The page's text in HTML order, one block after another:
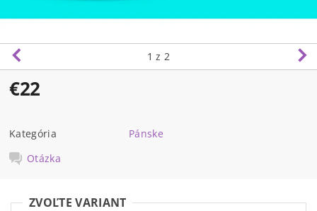
1 z 2
€22
Kategória
Pánske
Otázka
ZVOĽTE VARIANT